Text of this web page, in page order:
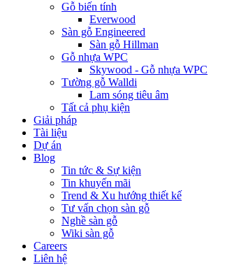
Gỗ biến tính
Everwood
Sàn gỗ Engineered
Sàn gỗ Hillman
Gỗ nhựa WPC
Skywood - Gỗ nhựa WPC
Tường gỗ Walldi
Lam sóng tiêu âm
Tất cả phụ kiện
Giải pháp
Tài liệu
Dự án
Blog
Tin tức & Sự kiện
Tin khuyến mãi
Trend & Xu hướng thiết kế
Tư vấn chọn sàn gỗ
Nghề sàn gỗ
Wiki sàn gỗ
Careers
Liên hệ